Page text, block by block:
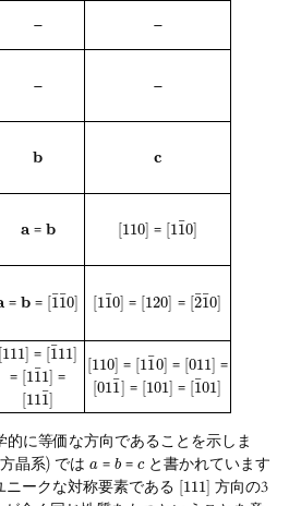
–
–
– –
b c
a= b [110] = [11
¯0]
= b= [1
¯1
¯0] [11
¯0] = [120] = [2
¯1
¯0]
[111] = [1
¯11]
= [11
¯1] =
[111
¯]
[110] = [11
¯0] = [011] =
[011
¯] = [101] = [1
¯01]
に等価な方向であることを示しま
晶系) では a= b= cと書かれています
ークな対称要素である [111] 方向の3